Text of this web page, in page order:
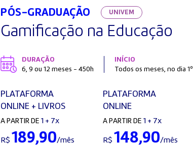
PÓS-GRADUAÇÃO UNIVEM
Gamificação na Educação
DURAÇÃO
6, 9 ou 12 meses - 450h
INÍCIO
Todos os meses, no dia 1º
PLATAFORMA
ONLINE + LIVROS
A PARTIR DE 1 + 7x
R$ 189,90/mês
PLATAFORMA
ONLINE
A PARTIR DE 1 + 7x
R$ 148,90/mês